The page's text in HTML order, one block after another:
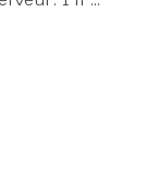
S’IL-VOUS-